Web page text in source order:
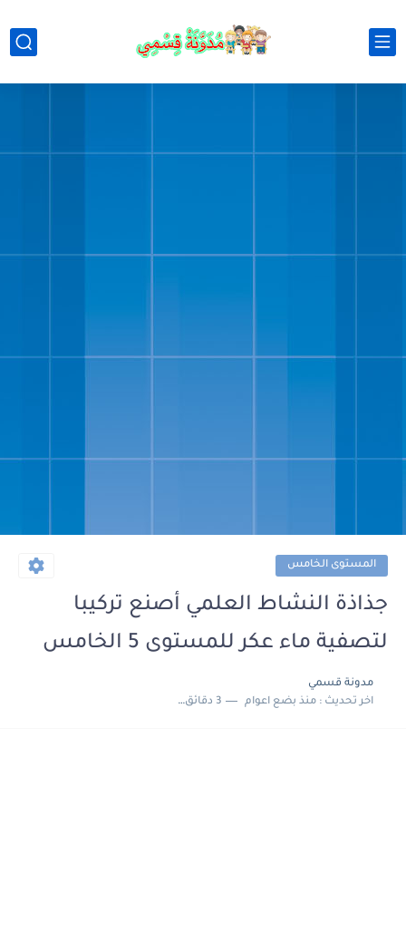
المستوى الخامس
جذاذة النشاط العلمي أصنع تركيبا
لتصفية ماء عكر للمستوى 5 الخامس
مدونة قسمي
اخر تحديث :منذ بضع اعوام 3 دقائق للقراءة